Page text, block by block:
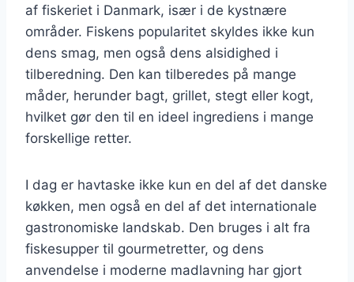
af fiskeriet i Danmark, især i de kystnære
områder. Fiskens popularitet skyldes ikke kun
dens smag, men også dens alsidighed i
tilberedning. Den kan tilberedes på mange
måder, herunder bagt, grillet, stegt eller kogt,
hvilket gør den til en ideel ingrediens i mange
forskellige retter.
I dag er havtaske ikke kun en del af det danske
køkken, men også en del af det internationale
gastronomiske landskab. Den bruges i alt fra
fiskesupper til gourmetretter, og dens
anvendelse i moderne madlavning har gjort